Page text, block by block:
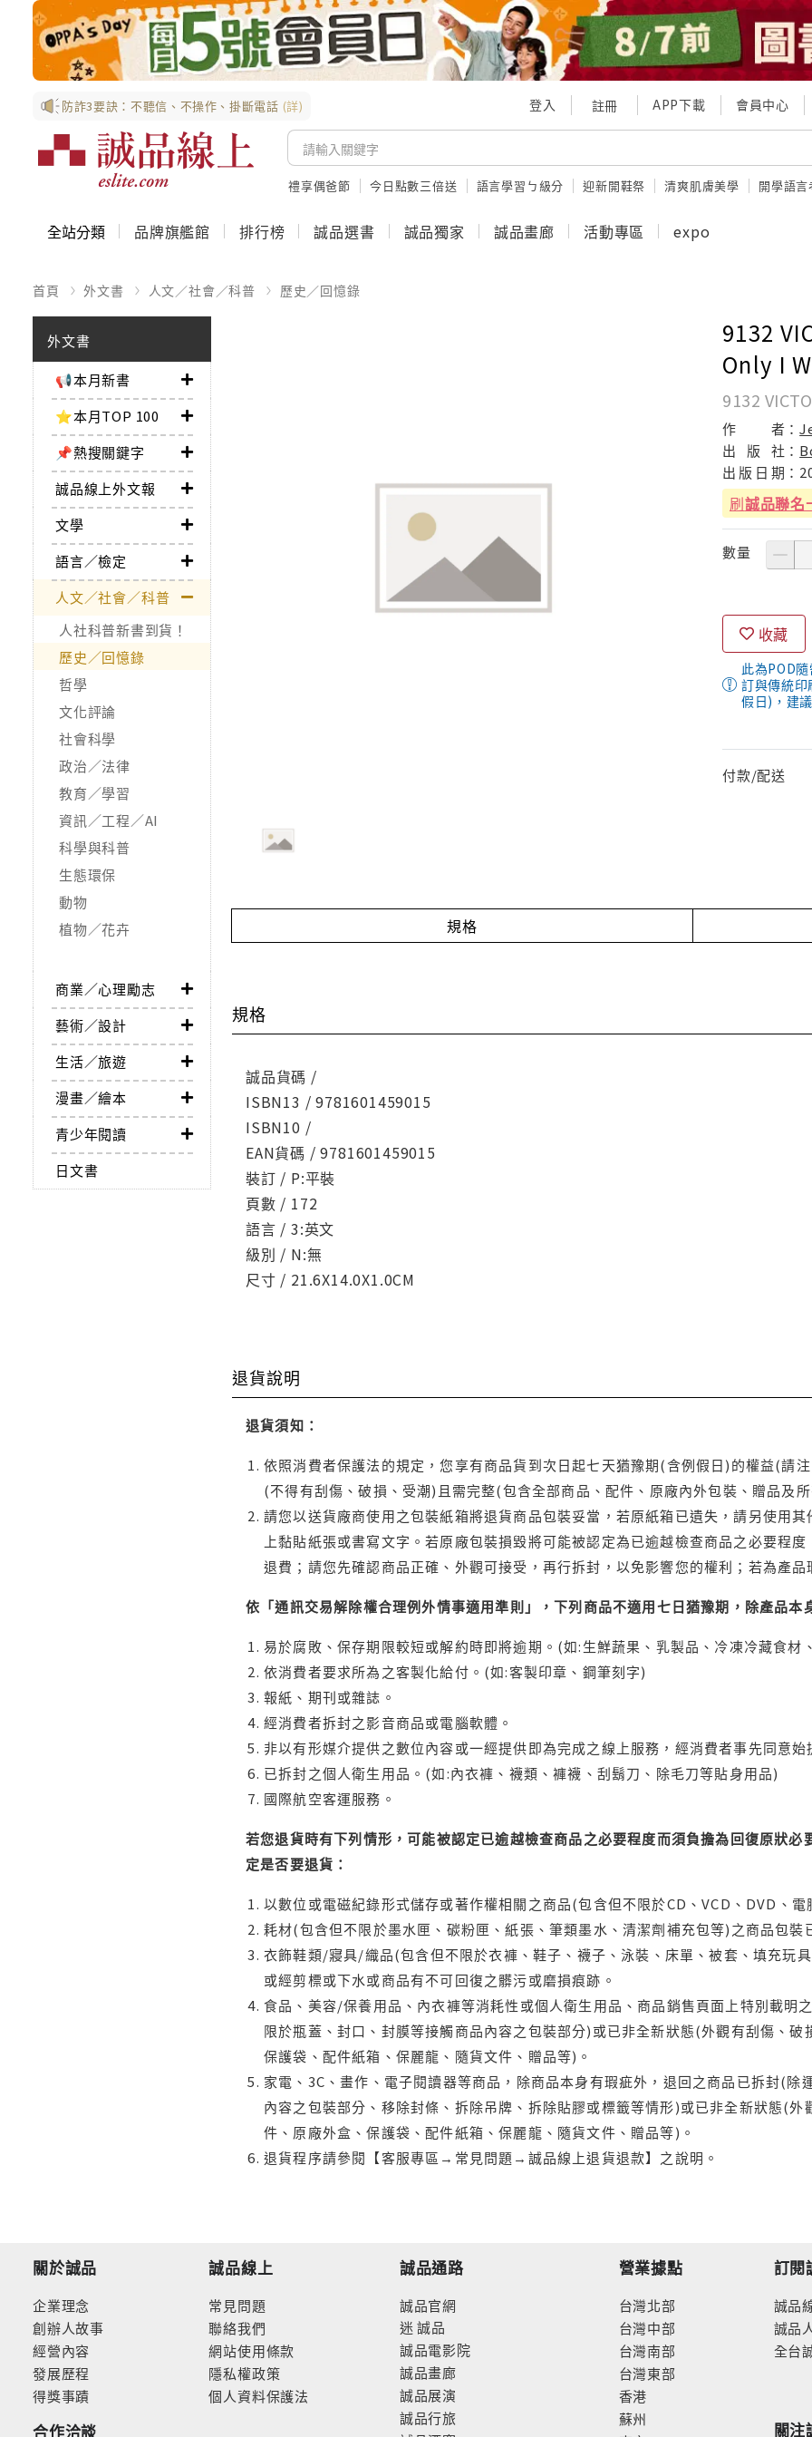
防詐3要訣：不聽信、不操作、掛斷電話 (詳) 登入 註冊 APP下載 會員中心
禮享偶爸節 今日點數三倍送 語言學習ㄅ級分 迎新開鞋祭 清爽肌膚美學 開學語
全站分類 品牌旗艦館 排行榜 誠品選書 誠品獨家 誠品畫廊 活動專區 expo
首頁 外文書 人文／社會／科普 歷史／回憶錄
外文書
📢本月新書
⭐本月TOP 100
📌熱搜關鍵字
誠品線上外文報
文學
語言／檢定
人文／社會／科普
人社科普新書到貨！
歷史／回憶錄
哲學
文化評論
社會科學
政治／法律
教育／學習
資訊／工程／AI
科學與科普
生態環保
動物
植物／花卉
商業／心理勵志
藝術／設計
生活／旅遊
漫畫／繪本
青少年閱讀
日文書
9132
Only I
9132
作 者：
出
版 社：
出 版 日 期：
刷誠品聯名
數量
收藏
此為POD
訂與傳統
假日)，建
付款/配送
規格
規格
誠品貨碼 /
ISBN13 / 9781601459015
ISBN10 /
EAN貨碼 / 9781601459015
裝訂 / P:平裝
頁數 / 172
語言 / 3:英文
級別 / N:無
尺寸 / 21.6X14.0X1.0CM
退貨說明
退貨須知：
依照消費者保護法的規定，您享有商品貨到次日起七天猶豫期(含例假日)的權益(請
(不得有刮傷、破損、受潮)且需完整(包含全部商品、配件、原廠內外包裝、贈品及
請您以送貨廠商使用之包裝紙箱將退貨商品包裝妥當，若原紙箱已遺失，請另使用
上黏貼紙張或書寫文字。若原廠包裝損毀將可能被認定為已逾越檢查商品之必要程
退費；請您先確認商品正確、外觀可接受，再行拆封，以免影響您的權利；若為產
依「通訊交易解除權合理例外情事適用準則」，下列商品不適用七日猶豫期，除產品本
易於腐敗、保存期限較短或解約時即將逾期。(如:生鮮蔬果、乳製品、冷凍冷藏食材
依消費者要求所為之客製化給付。(如:客製印章、鋼筆刻字)
報紙、期刊或雜誌。
經消費者拆封之影音商品或電腦軟體。
非以有形媒介提供之數位內容或一經提供即為完成之線上服務，經消費者事先同意
已拆封之個人衛生用品。(如:內衣褲、襪類、褲襪、刮鬍刀、除毛刀等貼身用品)
國際航空客運服務。
若您退貨時有下列情形，可能被認定已逾越檢查商品之必要程度而須負擔為回復原狀
定是否要退貨：
以數位或電磁紀錄形式儲存或著作權相關之商品(包含但不限於CD、VCD、DVD、
耗材(包含但不限於墨水匣、碳粉匣、紙張、筆類墨水、清潔劑補充包等)之商品包
衣飾鞋類/寢具/織品(包含但不限於衣褲、鞋子、襪子、泳裝、床單、被套、填充玩
或經剪標或下水或商品有不可回復之髒污或磨損痕跡。
食品、美容/保養用品、內衣褲等消耗性或個人衛生用品、商品銷售頁面上特別載明
限於瓶蓋、封口、封膜等接觸商品內容之包裝部分)或已非全新狀態(外觀有刮傷、
保護袋、配件紙箱、保麗龍、隨貨文件、贈品等)。
家電、3C、畫作、電子閱讀器等商品，除商品本身有瑕疵外，退回之商品已拆封(
內容之包裝部分、移除封條、拆除吊牌、拆除貼膠或標籤等情形)或已非全新狀態(
件、原廠外盒、保護袋、配件紙箱、保麗龍、隨貨文件、贈品等)。
退貨程序請參閱【客服專區→常見問題→誠品線上退貨退款】之說明。
關於誠品
企業理念
創辦人故事
經營內容
發展歷程
得獎事蹟
合作洽談
誠品線上
常見問題
聯絡我們
網站使用條款
隱私權政策
個人資料保護法
誠品通路
誠品官網
迷 誠品
誠品電影院
誠品畫廊
誠品展演
誠品行旅
營業據點
台灣北部
台灣中部
台灣南部
台灣東部
香港
蘇州
訂閱
誠品
誠品
全台
關注